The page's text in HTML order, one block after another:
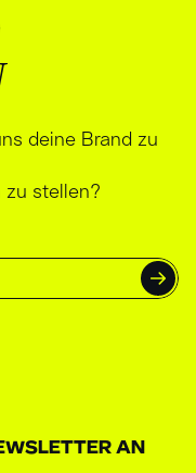
deine Brand zu
zu stellen?
AN